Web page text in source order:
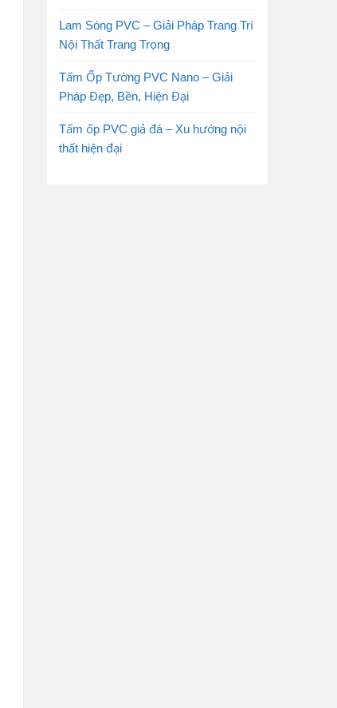
Lam Sóng PVC – Giải Pháp Trang Trí
Nội Thất Trang Trọng
Tấm Ốp Tường PVC Nano – Giải
Pháp Đẹp, Bền, Hiện Đại
Tấm ốp PVC giả đá – Xu hướng nội
thất hiện đại